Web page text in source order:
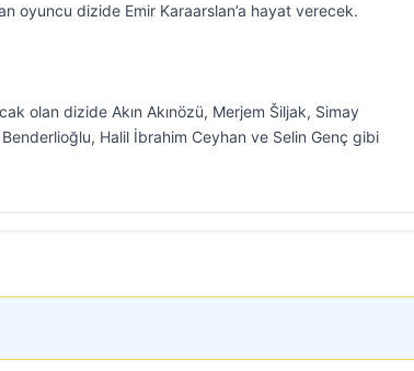
oyuncu dizide Emir Karaarslan’a hayat verecek.
olan dizide Akın Akınözü, Merjem Šiljak, Simay
Halil İbrahim Ceyhan ve Selin Genç gibi